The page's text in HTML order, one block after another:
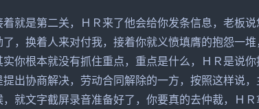
就是第二关，ＨＲ来了他会给你发条信息，老板
，换着人来对付我，接着你就义愤填膺的抱怨一堆
你根本就没有抓住重点，重点是什么，ＨＲ是说
出协商解决，劳动合同解除的一方，按照这样说
，就文字截屏录音准备好了，你要真的去仲裁，Ｈ